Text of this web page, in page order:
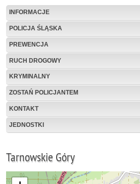
INFORMACJE
POLICJA ŚLĄSKA
PREWENCJA
RUCH DROGOWY
KRYMINALNY
ZOSTAŃ POLICJANTEM
KONTAKT
JEDNOSTKI
Tarnowskie Góry